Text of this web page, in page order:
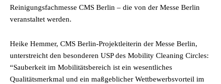
Reinigungsfachmesse CMS Berlin – die von der Messe Berlin
veranstaltet werden.
Heike Hemmer, CMS Berlin-Projektleiterin der Messe Berlin,
unterstreicht den besonderen USP des Mobility Cleaning Circles:
“Sauberkeit im Mobilitätsbereich ist ein wesentliches
Qualitätsmerkmal und ein maßgeblicher Wettbewerbsvorteil im